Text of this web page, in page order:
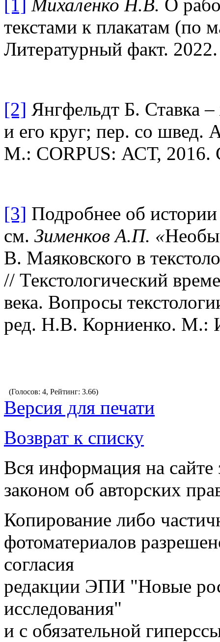
[1] Михаленко Н.В. О
текстами к плакатам (по
Литературный факт.
[2] Янгфельдт Б. Ставка
и его круг; пер. со
М.: CORPUS: АСТ, 2016.
[3] Подробнее об истории
см. Зименков А.П. «
В. Маяковского в
// Текстологический
века. Вопросы
ред. Н.В. Корниенко.
(Голосов: 4, Рейтинг: 3.66)
Версия для печати
Возврат к списку
Вся информация на
законом об авторских
Копирование либо
фотоматериалов
согласия
редакции ЭПИ "Новые
исследования"
и с обязательной